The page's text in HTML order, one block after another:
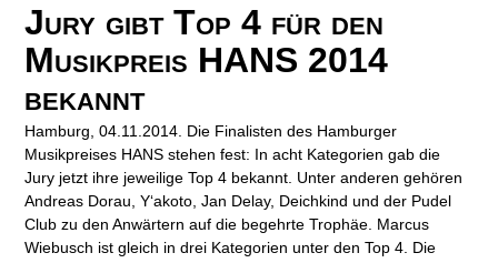
Jury gibt Top 4 für den
Musikpreis HANS 2014
bekannt
Hamburg, 04.11.2014. Die Finalisten des Hamburger
Musikpreises HANS stehen fest: In acht Kategorien gab die
Jury jetzt ihre jeweilige Top 4 bekannt. Unter anderen gehören
Andreas Dorau, Y‘akoto, Jan Delay, Deichkind und der Pudel
Club zu den Anwärtern auf die begehrte Trophäe. Marcus
Wiebusch ist gleich in drei Kategorien unter den Top 4. Die